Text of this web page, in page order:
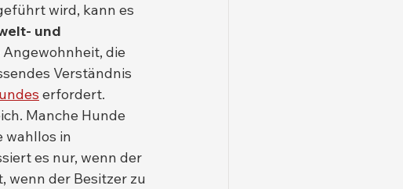
wird, kann es
und
die
Verständnis
erfordert.
Manche Hunde
wahllos in
es nur, wenn der
wenn der Besitzer zu